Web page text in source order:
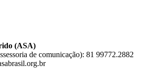
(ASA)
de comunicação): 81 99772.2882